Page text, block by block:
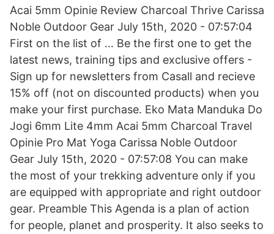
Acai 5mm Opinie Review Charcoal Thrive Carissa
Noble Outdoor Gear July 15th, 2020 - 07:57:04
First on the list of … Be the first one to get the
latest news, training tips and exclusive offers -
Sign up for newsletters from Casall and recieve
15% off (not on discounted products) when you
make your first purchase. Eko Mata Manduka Do
Jogi 6mm Lite 4mm Acai 5mm Charcoal Travel
Opinie Pro Mat Yoga Carissa Noble Outdoor
Gear July 15th, 2020 - 07:57:08 You can make
the most of your trekking adventure only if you
are equipped with appropriate and right outdoor
gear. Preamble This Agenda is a plan of action
for people, planet and prosperity. It also seeks to